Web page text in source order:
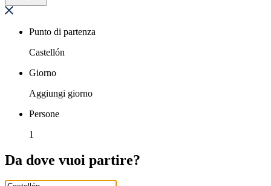
Punto di partenza
Castellón
Giorno
Aggiungi giorno
Persone
1
Da dove vuoi partire?